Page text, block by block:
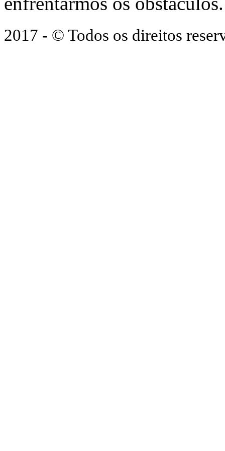
2017 - © Todos os direitos